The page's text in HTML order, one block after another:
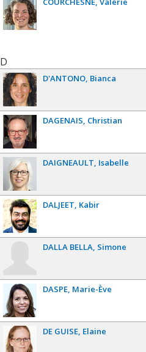
D
D'ANTONO Bianca
DAGENAIS Christian
DAIGNEAULT Isabelle
DALJEET Kabir
DALLA BELLA Simone
DASPE Marie-Ève
DE GUISE Elaine